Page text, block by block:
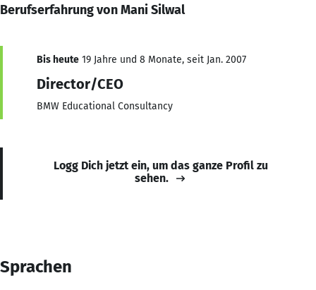
Berufserfahrung von Mani Silwal
Bis heute 19 Jahre und 8 Monate, seit Jan. 2007
Director/CEO
BMW Educational Consultancy
Logg Dich jetzt ein, um das ganze Profil zu
sehen.
Sprachen